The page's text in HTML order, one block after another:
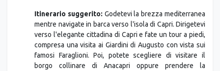
mentre navigate in barca verso l'isola di Capri. Dirigetevi
verso l'elegante cittadina di Capri e fate un tour a piedi,
compresa una visita ai Giardini di Augusto con vista sui
famosi Faraglioni. Poi, potete scegliere di visitare il
borgo collinare di Anacapri oppure prendere la
funicolare per il Monte Solaro. Rientro nel pomeriggio